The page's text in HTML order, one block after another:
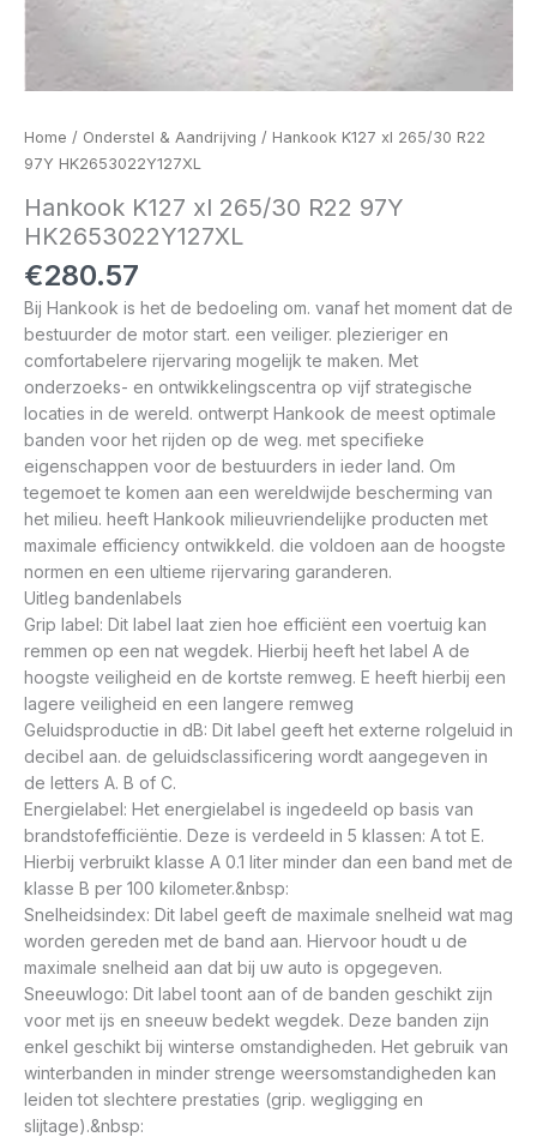
Home / Onderstel & Aandrijving / Hankook K127 xl 265/30 R22
97Y HK2653022Y127XL
Hankook K127 xl 265/30 R22 97Y
HK2653022Y127XL
€280.57
Bij Hankook is het de bedoeling om. vanaf het moment dat de
bestuurder de motor start. een veiliger. plezieriger en
comfortabelere rijervaring mogelijk te maken. Met
onderzoeks- en ontwikkelingscentra op vijf strategische
locaties in de wereld. ontwerpt Hankook de meest optimale
banden voor het rijden op de weg. met specifieke
eigenschappen voor de bestuurders in ieder land. Om
tegemoet te komen aan een wereldwijde bescherming van
het milieu. heeft Hankook milieuvriendelijke producten met
maximale efficiency ontwikkeld. die voldoen aan de hoogste
normen en een ultieme rijervaring garanderen.
Uitleg bandenlabels
Grip label: Dit label laat zien hoe efficiënt een voertuig kan
remmen op een nat wegdek. Hierbij heeft het label A de
hoogste veiligheid en de kortste remweg. E heeft hierbij een
lagere veiligheid en een langere remweg
Geluidsproductie in dB: Dit label geeft het externe rolgeluid in
decibel aan. de geluidsclassificering wordt aangegeven in
de letters A. B of C.
Energielabel: Het energielabel is ingedeeld op basis van
brandstofefficiëntie. Deze is verdeeld in 5 klassen: A tot E.
Hierbij verbruikt klasse A 0.1 liter minder dan een band met de
klasse B per 100 kilometer.&nbsp:
Snelheidsindex: Dit label geeft de maximale snelheid wat mag
worden gereden met de band aan. Hiervoor houdt u de
maximale snelheid aan dat bij uw auto is opgegeven.
Sneeuwlogo: Dit label toont aan of de banden geschikt zijn
voor met ijs en sneeuw bedekt wegdek. Deze banden zijn
enkel geschikt bij winterse omstandigheden. Het gebruik van
winterbanden in minder strenge weersomstandigheden kan
leiden tot slechtere prestaties (grip. wegligging en
slijtage).&nbsp: